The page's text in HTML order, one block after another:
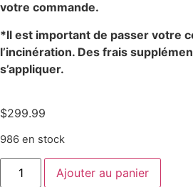
votre commande.
*Il est important de passer votre
l’incinération. Des frais
s’appliquer.
$299.99
986 en stock
Ajouter au panier